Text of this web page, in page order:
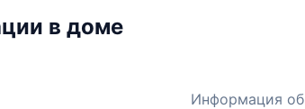
в доме
Информация об